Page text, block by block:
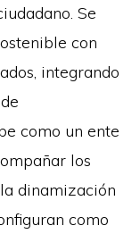
Se
con
integrando
como un ente
los
dinamización
como